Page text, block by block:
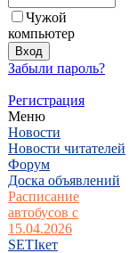
Чужой
компьютер
Забыли пароль?
Регистрация
Меню
Новости
Новости читателей
Форум
Доска объявлений
Расписание
автобусов с
15.04.2026
SETIкет